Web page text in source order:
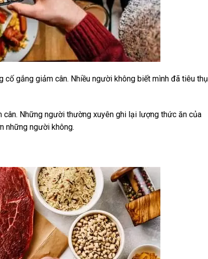
gắng giảm cân. Nhiều người không biết mình đã tiêu thụ
Những người thường xuyên ghi lại lượng thức ăn của
những người không.